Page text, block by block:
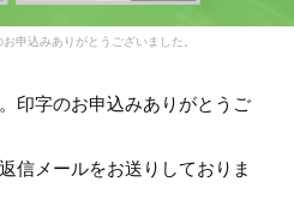
申込みありがとうございました。
印字のお申込みありがとうご
信メールをお送りしておりま